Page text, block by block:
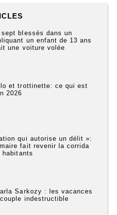
blessés dans un
un enfant de 13 ans
une voiture volée
et trottinette: ce qui est
2026
qui autorise un délit »:
fait revenir la corrida
Sarkozy : les vacances
indestructible